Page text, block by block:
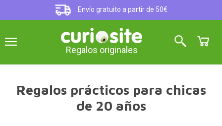
Envío gratuito a partir de 50€
Regalos originales
Regalos prácticos para chicas
de 20 años